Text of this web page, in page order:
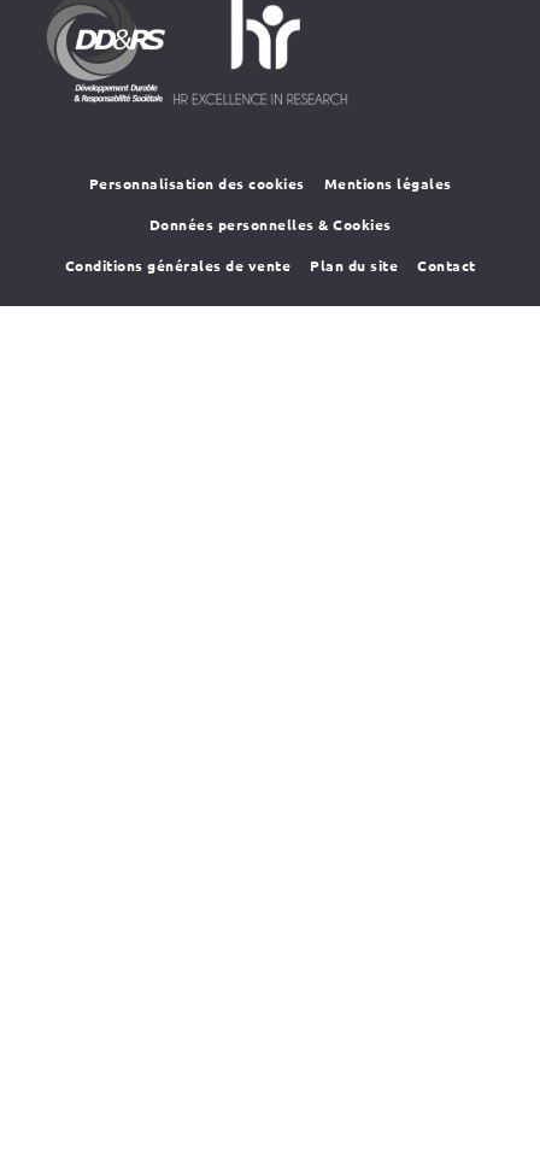
Personnalisation des cookies Mentions légales
Données personnelles & Cookies
Conditions générales de vente Plan du site Contact